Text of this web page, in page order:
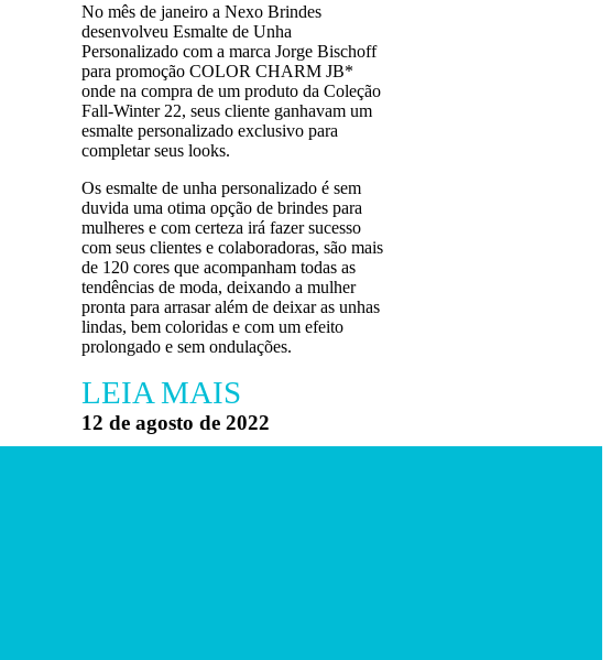
No mês de janeiro a Nexo Brindes
desenvolveu Esmalte de Unha
Personalizado com a marca Jorge Bischoff
para promoção COLOR CHARM JB*
onde na compra de um produto da Coleção
Fall-Winter 22, seus cliente ganhavam um
esmalte personalizado exclusivo para
completar seus looks.
Os esmalte de unha personalizado é sem
duvida uma otima opção de brindes para
mulheres e com certeza irá fazer sucesso
com seus clientes e colaboradoras, são mais
de 120 cores que acompanham todas as
tendências de moda, deixando a mulher
pronta para arrasar além de deixar as unhas
lindas, bem coloridas e com um efeito
prolongado e sem ondulações.
LEIA MAIS
12 de agosto de 2022